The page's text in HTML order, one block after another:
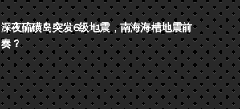
深夜硫磺岛突发6级地震，南海海槽地震前
奏？